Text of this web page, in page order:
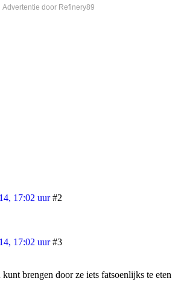
Advertentie door Refinery89
17:02 uur #2
17:02 uur #3
brengen door ze iets fatsoenlijks te eten